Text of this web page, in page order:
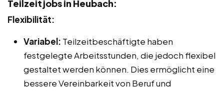
Teilzeitjobs in Heubach:
Flexibilität:
Variabel: Teilzeitbeschäftigte haben
festgelegte Arbeitsstunden, die jedoch flexibel
gestaltet werden können. Dies ermöglicht eine
bessere Vereinbarkeit von Beruf und